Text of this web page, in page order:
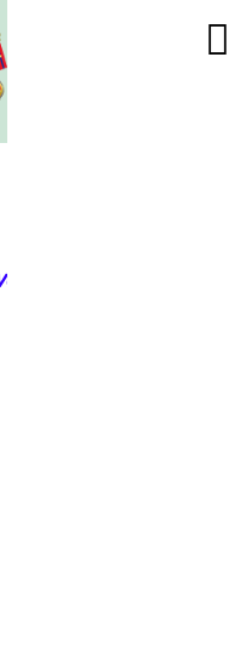
trang thông tin của